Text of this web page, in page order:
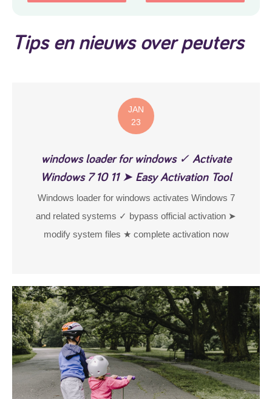
Tips en nieuws over peuters
JAN
23
windows loader for windows ✓ Activate
Windows 7 10 11 ➤ Easy Activation Tool
Windows loader for windows activates Windows 7
and related systems ✓ bypass official activation ➤
modify system files ★ complete activation now